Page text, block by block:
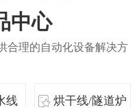
中心
线 烘干线/隧道炉